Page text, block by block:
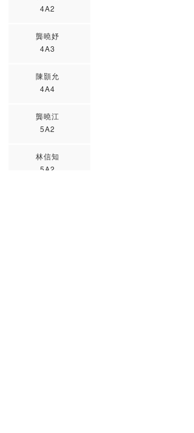
4A2
龔曉妤
4A3
陳顥允
4A4
龔曉江
5A2
林信知
5A2